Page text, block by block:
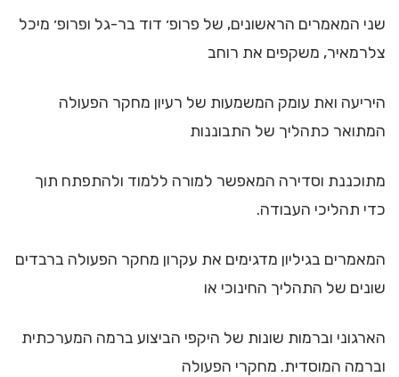
שני המאמרים הראשונים, של פרופ׳ דוד בר-גל ופרופ׳ מיכל
צלרמאיר, משקפים את רוחב
היריעה ואת עומק המשמעות של רעיון מחקר הפעולה
המתואר כתהליך של התבוננות
מתוכננת וסדירה המאפשר למורה ללמוד ולהתפתח תוך
כדי תהליכי העבודה.
המאמרים בגיליון מדגימים את עקרון מחקר הפעולה ברבדים
שונים של התהליך החינוכי או
הארגוני וברמות שונות של היקפי הביצוע ברמה המערכתית
וברמה המוסדית. מחקרי הפעולה